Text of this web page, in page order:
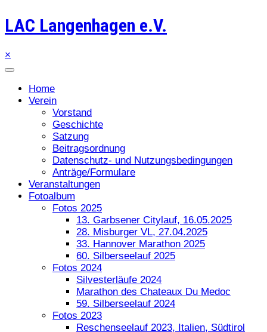
LAC Langenhagen e.V.
×
Home
Verein
Vorstand
Geschichte
Satzung
Beitragsordnung
Datenschutz- und Nutzungsbedingungen
Anträge/Formulare
Veranstaltungen
Fotoalbum
Fotos 2025
13. Garbsener Citylauf, 16.05.2025
28. Misburger VL, 27.04.2025
33. Hannover Marathon 2025
60. Silberseelauf 2025
Fotos 2024
Silvesterläufe 2024
Marathon des Chateaux Du Medoc
59. Silberseelauf 2024
Fotos 2023
Reschenseelauf 2023, Italien, Südtirol